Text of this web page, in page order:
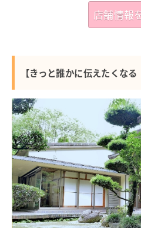
店舗情報
【きっと誰かに伝えたくなる